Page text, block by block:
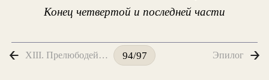
Конец четвертой и последней части
XIII. Прелюбодей мысли 94/97 Эпилог